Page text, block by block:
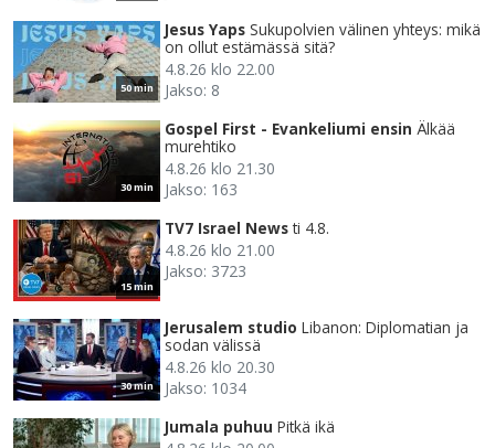
50 min
Jesus Yaps Sukupolvien välinen yhteys: mikä
on ollut estämässä sitä?
4.8.26 klo 22.00
Jakso: 8
30 min
Gospel First - Evankeliumi ensin Älkää
murehtiko
4.8.26 klo 21.30
Jakso: 163
15 min
TV7 Israel News ti 4.8.
4.8.26 klo 21.00
Jakso: 3723
30 min
Jerusalem studio Libanon: Diplomatian ja
sodan välissä
4.8.26 klo 20.30
Jakso: 1034
Jumala puhuu Pitkä ikä